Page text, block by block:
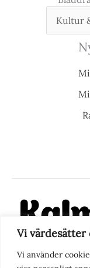
Vi
Vi använder
KalmarPosten är
fokus på